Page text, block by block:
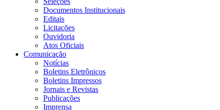
Documentos Institucionais
Editais
Licitações
Ouvidoria
Atos Oficiais
Comunicação
Notícias
Boletins Eletrônicos
Boletins Impressos
Jornais e Revistas
Publicações
Imprensa